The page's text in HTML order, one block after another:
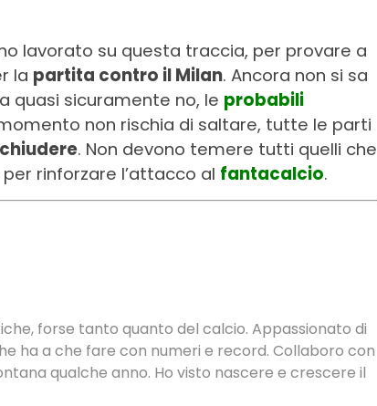
lavorato su questa traccia, per provare a
la partita contro il Milan. Ancora non si sa
quasi sicuramente no, le probabili
non rischia di saltare, tutte le parti
. Non devono temere tutti quelli che
rinforzare l’attacco al fantacalcio.
forse tanto quanto del calcio. Appassionato di
ha a che fare con numeri e record. Collaboro con
qualche anno. Ho visto nascere e crescere il